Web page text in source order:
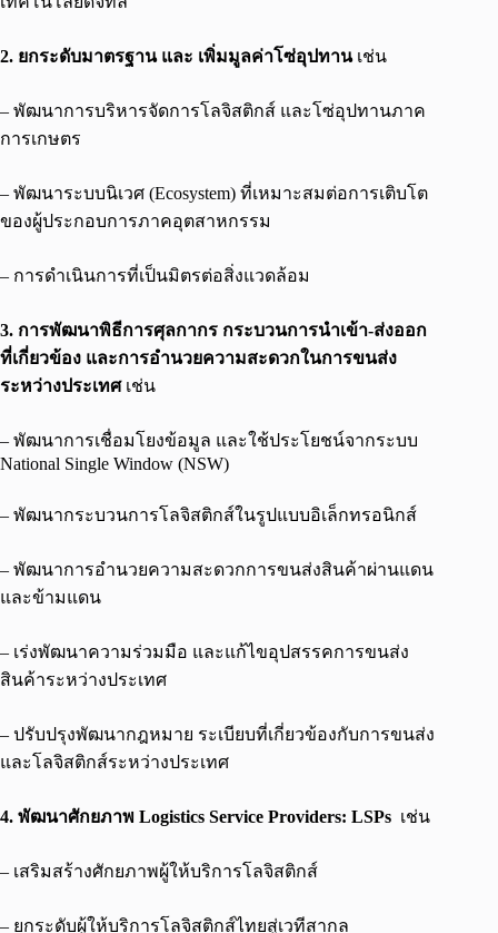
2. ยกระดับมาตรฐาน และ เพิ่มมูลค่าโซ่อุปทานเช่น
– พัฒนาการบริหารจัดการโลจิสติกส์ และโซ่อุปทานภาค
การเกษตร
– พัฒนาระบบนิเวศ (Ecosystem) ที่เหมาะสมต่อการเติบโต
ของผู้ประกอบการภาคอุตสาหกรรม
– การดำเนินการที่เป็นมิตรต่อสิ่งแวดล้อม
3. การพัฒนาพิธีการศุลกากร กระบวนการนำเข้า-ส่งออก
ที่เกี่ยวข้อง และการอำนวยความสะดวกในการขนส่ง
ระหว่างประเทศเช่น
– พัฒนาการเชื่อมโยงข้อมูล และใช้ประโยชน์จากระบบ
National Single Window (NSW)
– พัฒนากระบวนการโลจิสติกส์ในรูปแบบอิเล็กทรอนิกส์
– พัฒนาการอำนวยความสะดวกการขนส่งสินค้าผ่านแดน
และข้ามแดน
– เร่งพัฒนาความร่วมมือ และแก้ไขอุปสรรคการขนส่ง
สินค้าระหว่างประเทศ
– ปรับปรุงพัฒนากฎหมาย ระเบียบที่เกี่ยวข้องกับการขนส่ง
และโลจิสติกส์ระหว่างประเทศ
4. พัฒนาศักยภาพ Logistics Service Providers: LSPs เช่น
– เสริมสร้างศักยภาพผู้ให้บริการโลจิสติกส์
– ยกระดับผู้ให้บริการโลจิสติกส์ไทยสู่เวทีสากล